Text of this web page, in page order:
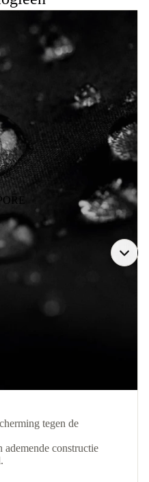
tegen de
constructie